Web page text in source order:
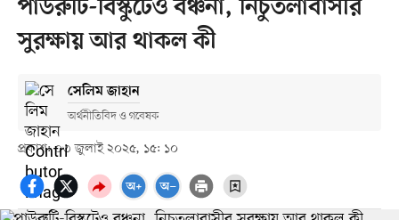
পাউরুটি-বিস্কুটেও বঞ্চনা, নিচুতলাবাসীর
সুরক্ষায় আর থাকল কী
সেলিম জাহান
অর্থনীতিবিদ ও গবেষক
প্রকাশ: ০৩ জুলাই ২০২৫, ১৫: ১০